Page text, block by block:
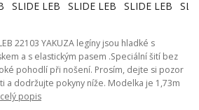
22103 YAKUZA legíny jsou hladké s
a s elastickým pasem .Speciální šití bez
pohodlí při nošení. Prosím, dejte si pozor
a dodržujte pokyny níže. Modelka je 1,73m
celý popis